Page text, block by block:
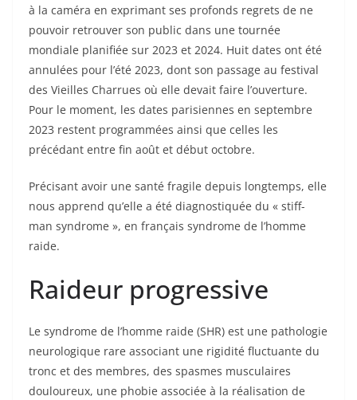
à la caméra en exprimant ses profonds regrets de ne
pouvoir retrouver son public dans une tournée
mondiale planifiée sur 2023 et 2024. Huit dates ont été
annulées pour l’été 2023, dont son passage au festival
des Vieilles Charrues où elle devait faire l’ouverture.
Pour le moment, les dates parisiennes en septembre
2023 restent programmées ainsi que celles les
précédant entre fin août et début octobre.
Précisant avoir une santé fragile depuis longtemps, elle
nous apprend qu’elle a été diagnostiquée du « stiff-
man syndrome », en français syndrome de l’homme
raide.
Raideur progressive
Le syndrome de l’homme raide (SHR) est une pathologie
neurologique rare associant une rigidité fluctuante du
tronc et des membres, des spasmes musculaires
douloureux, une phobie associée à la réalisation de